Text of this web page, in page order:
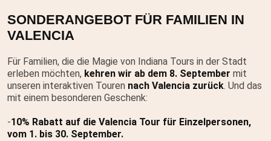
SONDERANGEBOT FÜR FAMILIEN IN
VALENCIA
Für Familien, die die Magie von Indiana Tours in der Stadt
erleben möchten, kehren wir ab dem 8. September mit
unseren interaktiven Touren nach Valencia zurück. Und das
mit einem besonderen Geschenk:
-10% Rabatt auf die Valencia Tour für Einzelpersonen,
vom 1. bis 30. September.